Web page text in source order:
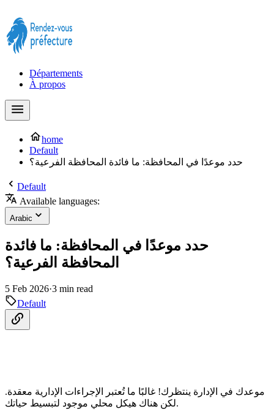
Départements
À propos
home
Default
حدد موعدًا في المحافظة: ما فائدة المحافظة الفرعية؟
Default
Available languages:
Arabic
حدد موعدًا في المحافظة: ما فائدة
المحافظة الفرعية؟
5 Feb 2026·3 min read
Default
موعدك في الإدارة ينتظرك! غالبًا ما تُعتبر الإجراءات الإدارية معقدة.
لكن هناك هيكل محلي موجود لتبسيط حياتك.